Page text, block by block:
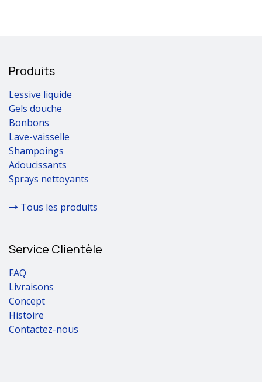
Produits
Lessive liquide
Gels douche
Bonbons
Lave-vaisselle
Shampoings
Adoucissants
Sprays nettoyants
Tous les produits
Service Clientèle
FAQ
Livraisons
Concept
Histoire
Contactez-nous